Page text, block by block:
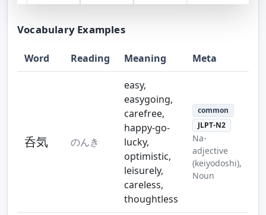
Step 13 Step 14
Vocabulary Examples
Word Reading Meaning Meta
呑気 のんき
easy,
easygoing,
carefree,
happy-go-
lucky,
optimistic,
leisurely,
careless,
thoughtless
common
JLPT-N2
Na-
adjective
(keiyodoshi),
Noun